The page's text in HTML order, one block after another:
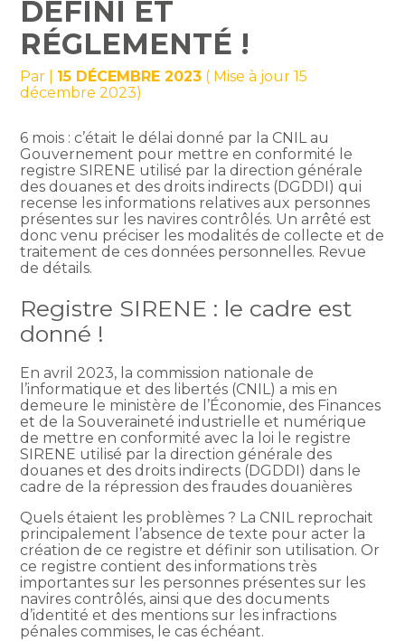
DÉFINI ET
RÉGLEMENTÉ !
Par 15 DÉCEMBRE 2023 ( Mise à jour 15
décembre 2023)
6 mois : c’était le délai donné par la CNIL au
Gouvernement pour mettre en conformité le
registre SIRENE utilisé par la direction générale
des douanes et des droits indirects (DGDDI) qui
recense les informations relatives aux personnes
présentes sur les navires contrôlés. Un arrêté est
donc venu préciser les modalités de collecte et de
traitement de ces données personnelles. Revue
de détails.
Registre SIRENE : le cadre est
donné !
En avril 2023, la commission nationale de
l’informatique et des libertés (CNIL) a mis en
demeure le ministère de l’Économie, des Finances
et de la Souveraineté industrielle et numérique
de mettre en conformité avec la loi le registre
SIRENE utilisé par la direction générale des
douanes et des droits indirects (DGDDI) dans le
cadre de la répression des fraudes douanières
Quels étaient les problèmes ? La CNIL reprochait
principalement l’absence de texte pour acter la
création de ce registre et définir son utilisation. Or
ce registre contient des informations très
importantes sur les personnes présentes sur les
navires contrôlés, ainsi que des documents
d’identité et des mentions sur les infractions
pénales commises, le cas échéant.